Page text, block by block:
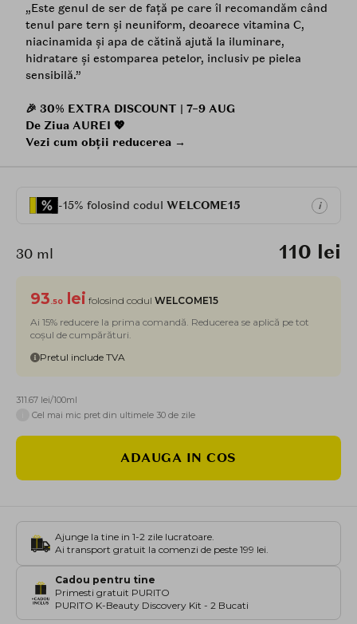
„Este genul de ser de față pe care îl recomandăm când
tenul pare tern și neuniform, deoarece vitamina C,
niacinamida și apa de cătină ajută la iluminare,
hidratare și estomparea petelor, inclusiv pe pielea
sensibilă.”
🎉 30% EXTRA DISCOUNT | 7–9 AUG
De Ziua AUREI 💖
Vezi cum obții reducerea →
-15% folosind codul WELCOME15 i
30 ml 110 lei
93.50 lei folosind codul WELCOME15
Ai 15% reducere la prima comandă. Reducerea se aplică pe tot
coșul de cumpărături.
Pretul include TVA
311.67 lei/100ml
Cel mai mic pret din ultimele 30 de zile
ADAUGA IN COS
Ajunge la tine in 1-2 zile lucratoare.
Ai transport gratuit la comenzi de peste 199 lei.
Cadou pentru tine
Primesti gratuit PURITO
PURITO K-Beauty Discovery Kit - 2 Bucati